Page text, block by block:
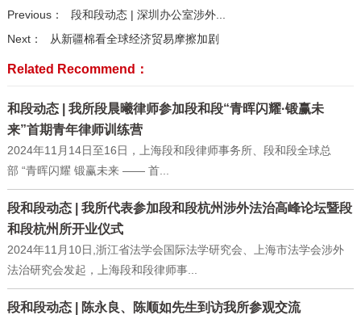
Previous：
段和段动态 | 深圳办公室涉外...
Next：
从新疆棉看全球经济贸易摩擦加剧
Related Recommend：
和段动态 | 我所段晨曦律师参加段和段“青晖闪耀·锻赢未
来”首期青年律师训练营
2024年11月14日至16日，上海段和段律师事务所、段和段全球总
部 “青晖闪耀 锻赢未来 —— 首...
段和段动态 | 我所代表参加段和段杭州涉外法治高峰论坛暨段
和段杭州所开业仪式
2024年11月10日,浙江省法学会国际法学研究会、上海市法学会涉外
法治研究会发起，上海段和段律师事...
段和段动态 | 陈永良、陈顺如先生到访我所参观交流